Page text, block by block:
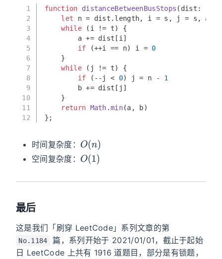
1
2
3
4
5
6
7
8
9
10
11
12
function distanceBetweenBusStops ( dist:
let n = dist. length, i = s, j = s, a =
while (i != t) {
        a += dist[i]
if (++i == n) i = 0
    }
while (j != t) {
if (--j < 0) j = n - 1
        b += dist[j]
    }
return Math .min(a, b)
};
时间复杂度： O(n)
空间复杂度： O(1)
最后
这是我们「刷穿 LeetCode」系列文章的第
No.1184
篇，系列开始于 2021/01/01，截止于起始
日 LeetCode 上共有 1916 道题目，部分是有锁题，